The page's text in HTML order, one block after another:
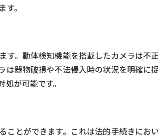
。
。動体検知機能を搭載したカメラは不
は器物破損や不法侵入時の状況を明確に
が可能です。
ことができます。これは法的手続きにお